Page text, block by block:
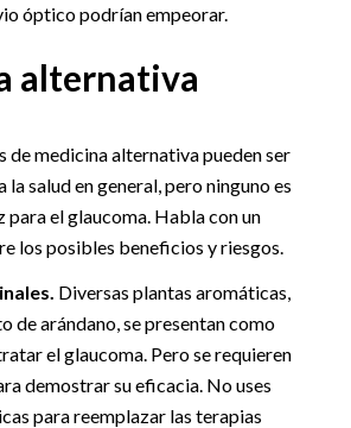
óptico podrían empeorar.
alternativa
de medicina alternativa pueden ser
salud en general, pero ninguno es
para el glaucoma. Habla con un
los posibles beneficios y riesgos.
Diversas plantas aromáticas,
de arándano, se presentan como
el glaucoma. Pero se requieren
demostrar su eficacia. No uses
para reemplazar las terapias